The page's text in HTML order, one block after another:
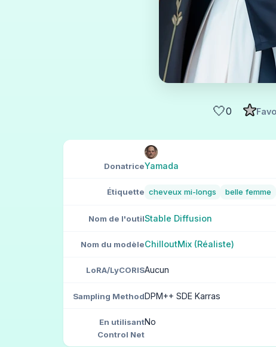
🤍0
DonatriceYamada
Étiquette cheveux mi-longs belle femme
Nom de l'outilStable Diffusion
Nom du modèleChilloutMix (Réaliste)
LoRA/LyCORISAucun
Sampling MethodDPM++ SDE Karras
En utilisant
Control Net
No